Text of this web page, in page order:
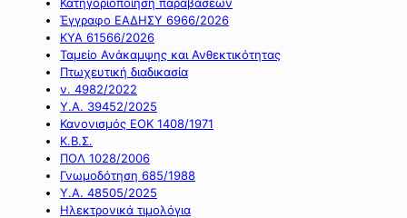
Έγγραφο ΕΑΔΗΣΥ 6966/2026
ΚΥΑ 61566/2026
Ταμείο Ανάκαμψης και Ανθεκτικότητας
Πτωχευτική διαδικασία
ν. 4982/2022
Υ.Α. 39452/2025
Κανονισμός ΕΟΚ 1408/1971
Κ.Β.Σ.
ΠΟΛ 1028/2006
Γνωμοδότηση 685/1988
Υ.Α. 48505/2025
Ηλεκτρονικά τιμολόγια